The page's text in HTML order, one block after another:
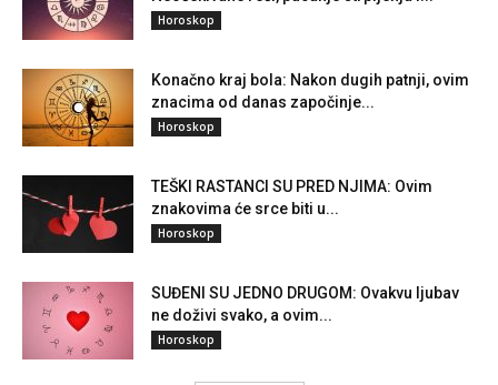
Horoskop
Konačno kraj bola: Nakon dugih patnji, ovim
znacima od danas započinje...
Horoskop
TEŠKI RASTANCI SU PRED NJIMA: Ovim
znakovima će srce biti u...
Horoskop
SUĐENI SU JEDNO DRUGOM: Ovakvu ljubav
ne doživi svako, a ovim...
Horoskop